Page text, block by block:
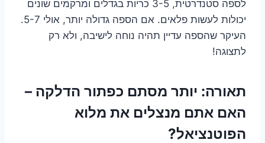
לספה סטנדרטית, 3-5 כריות בגדלים ומרקמים שונים
יכולות לעשות פלאים. אם הספה גדולה יותר, אולי 5-7.
העיקר שהספה עדיין תהיה נוחה לישיבה, ולא רק
לתצוגה!
תאורה: יותר מסתם כפתור הדלקה –
האם אתם מנצלים את מלוא
הפוטנציאל?